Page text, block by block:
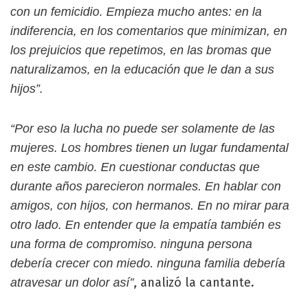
con un femicidio. Empieza mucho antes: en la
indiferencia, en los comentarios que minimizan, en
los prejuicios que repetimos, en las bromas que
naturalizamos, en la educación que le dan a sus
hijos”.
“Por eso la lucha no puede ser solamente de las
mujeres. Los hombres tienen un lugar fundamental
en este cambio. En cuestionar conductas que
durante años parecieron normales. En hablar con
amigos, con hijos, con hermanos. En no mirar para
otro lado. En entender que la empatía también es
una forma de compromiso. ninguna persona
debería crecer con miedo. ninguna familia debería
atravesar un dolor así”, analizó la cantante.